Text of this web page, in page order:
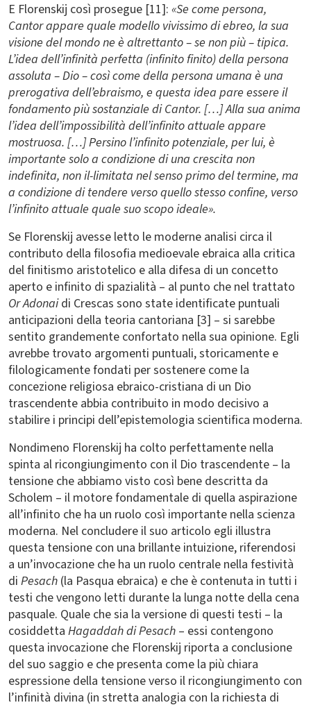
E Florenskij così prosegue [11]: «Se come persona,
Cantor appare quale modello vivissimo di ebreo, la sua
visione del mondo ne è altrettanto – se non più – tipica.
L’idea dell’infinità perfetta (infinito finito) della persona
assoluta – Dio – così come della persona umana è una
prerogativa dell’ebraismo, e questa idea pare essere il
fondamento più sostanziale di Cantor. […] Alla sua anima
l’idea dell’impossibilità dell’infinito attuale appare
mostruosa. […] Persino l’infinito potenziale, per lui, è
importante solo a condizione di una crescita non
indefinita, non il-limitata nel senso primo del termine, ma
a condizione di tendere verso quello stesso confine, verso
l’infinito attuale quale suo scopo ideale».
Se Florenskij avesse letto le moderne analisi circa il
contributo della filosofia medioevale ebraica alla critica
del finitismo aristotelico e alla difesa di un concetto
aperto e infinito di spazialità – al punto che nel trattato
Or Adonaidi Crescas sono state identificate puntuali
anticipazioni della teoria cantoriana [3] – si sarebbe
sentito grandemente confortato nella sua opinione. Egli
avrebbe trovato argomenti puntuali, storicamente e
filologicamente fondati per sostenere come la
concezione religiosa ebraico-cristiana di un Dio
trascendente abbia contribuito in modo decisivo a
stabilire i principi dell’epistemologia scientifica moderna.
Nondimeno Florenskij ha colto perfettamente nella
spinta al ricongiungimento con il Dio trascendente – la
tensione che abbiamo visto così bene descritta da
Scholem – il motore fondamentale di quella aspirazione
all’infinito che ha un ruolo così importante nella scienza
moderna. Nel concludere il suo articolo egli illustra
questa tensione con una brillante intuizione, riferendosi
a un’invocazione che ha un ruolo centrale nella festività
di Pesach (la Pasqua ebraica) e che è contenuta in tutti i
testi che vengono letti durante la lunga notte della cena
pasquale. Quale che sia la versione di questi testi – la
cosiddetta Hagaddah di Pesach – essi contengono
questa invocazione che Florenskij riporta a conclusione
del suo saggio e che presenta come la più chiara
espressione della tensione verso il ricongiungimento con
l’infinità divina (in stretta analogia con la richiesta di